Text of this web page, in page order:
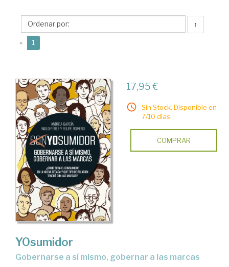
↑
« 1
17,95 €
Sin Stock. Disponible en
7/10 días.
COMPRAR
YOsumidor
gobernarse a sí mismo, gobernar a las marcas